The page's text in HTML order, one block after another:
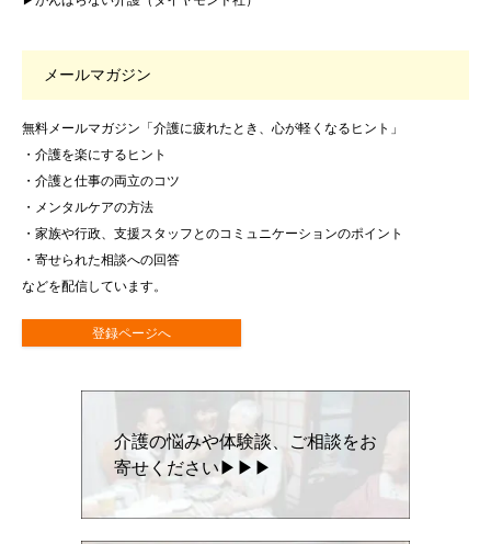
メールマガジン
無料メールマガジン「介護に疲れたとき、心が軽くなるヒント」
・介護を楽にするヒント
・介護と仕事の両立のコツ
・メンタルケアの方法
・家族や行政、支援スタッフとのコミュニケーションのポイント
・寄せられた相談への回答
などを配信しています。
登録ページへ
介護の悩みや体験談、ご相談をお
寄せください▶▶▶